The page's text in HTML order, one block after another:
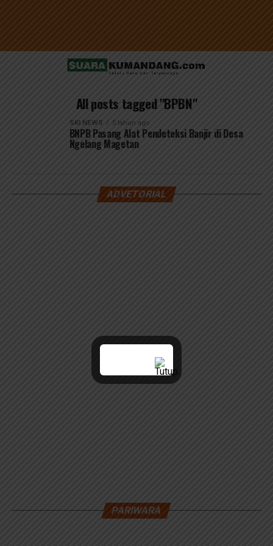
All posts tagged "BPBN"
SKI NEWS 5 tahun ago
BNPB Pasang Alat Pendeteksi Banjir di Desa
Ngelang Magetan
ADVETORIAL
PARIWARA